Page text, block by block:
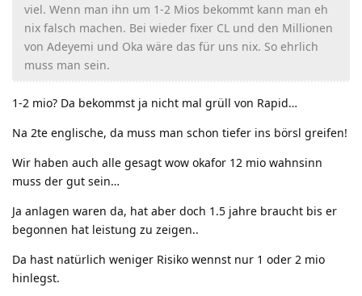
viel. Wenn man ihn um 1-2 Mios bekommt kann man eh
nix falsch machen. Bei wieder fixer CL und den Millionen
von Adeyemi und Oka wäre das für uns nix. So ehrlich
muss man sein.
1-2 mio? Da bekommst ja nicht mal grüll von Rapid…
Na 2te englische, da muss man schon tiefer ins börsl greifen!
Wir haben auch alle gesagt wow okafor 12 mio wahnsinn
muss der gut sein…
Ja anlagen waren da, hat aber doch 1.5 jahre braucht bis er
begonnen hat leistung zu zeigen..
Da hast natürlich weniger Risiko wennst nur 1 oder 2 mio
hinlegst.